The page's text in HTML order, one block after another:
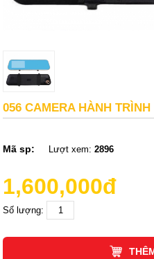
056 CAMERA HÀNH TRÌNH
Mã sp: Lượt xem:2896
1,600,000đ
Số lượng: